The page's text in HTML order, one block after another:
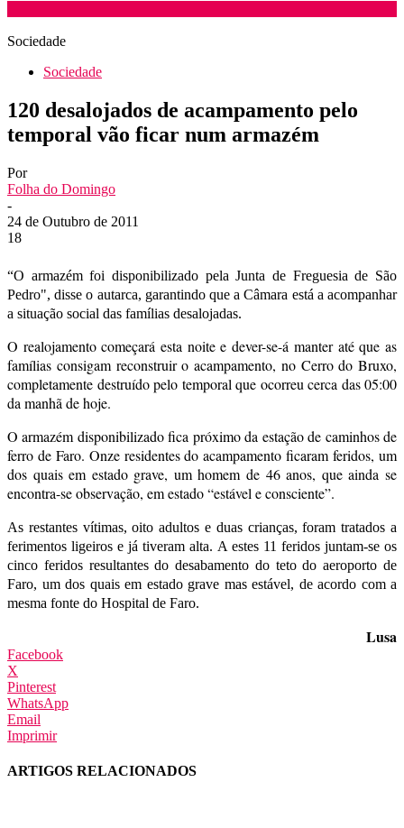
Sociedade
Sociedade
120 desalojados de acampamento pelo
temporal vão ficar num armazém
Por
Folha do Domingo
-
24 de Outubro de 2011
18
“O armazém foi disponibilizado pela Junta de Freguesia de São
Pedro", disse o autarca, garantindo que a Câmara está a acompanhar
a situação social das famílias desalojadas.
O realojamento começará esta noite e dever-se-á manter até que as
famílias consigam reconstruir o acampamento, no Cerro do Bruxo,
completamente destruído pelo temporal que ocorreu cerca das 05:00
da manhã de hoje.
O armazém disponibilizado fica próximo da estação de caminhos de
ferro de Faro. Onze residentes do acampamento ficaram feridos, um
dos quais em estado grave, um homem de 46 anos, que ainda se
encontra-se observação, em estado “estável e consciente”.
As restantes vítimas, oito adultos e duas crianças, foram tratados a
ferimentos ligeiros e já tiveram alta. A estes 11 feridos juntam-se os
cinco feridos resultantes do desabamento do teto do aeroporto de
Faro, um dos quais em estado grave mas estável, de acordo com a
mesma fonte do Hospital de Faro.
Lusa
Facebook
X
Pinterest
WhatsApp
Email
Imprimir
ARTIGOS RELACIONADOS